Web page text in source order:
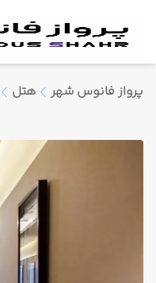
پرواز فانوس شهر هتل